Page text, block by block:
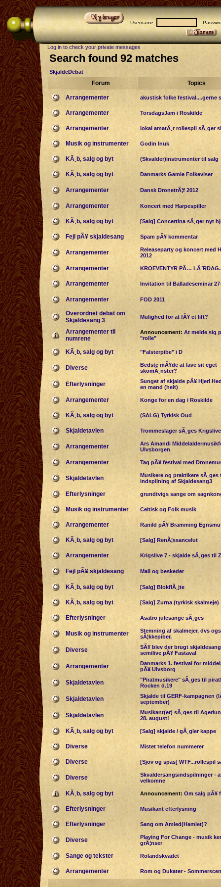
Username:
Log in to check your private messages
Search found 92 matches
SkjaldeDebat
Forum Topics
Arrangementer akustisk folke festival....gerne
Arrangementer TorsdagsJam i Roskilde
Arrangementer lokal amatÃ¸r rollespil sÃ¸ger
Musik og instrumenter Godin Inuk
KÃ¸b, salg og byt (Skvalder)instrumenter til salg
KÃ¸b, salg og byt Danmarks Gamle Folkeviser
Arrangementer Dansk DronetrÃ¦f 2012
Arrangementer Koncert med Harpespiller
KÃ¸b, salg og byt [Salg] Concertina sÃ¸ger nyt
Fejl pÃ¥ skjaldesang Spam pÃ¥ kommentar
Arrangementer
Releaseparty og koncert med
2012
Arrangementer KROEVENTYR PÃ…
Arrangementer Invitation til Balladeseminar
Arrangementer FOD 2011
Overordnet debat om
Skjaldesang 3
Mulighed for at fÃ¥ et lift?
Arrangementer til
numrene
Announcement: At melde sig
"rolle"
KÃ¸b, salg og byt "Falsterpibe" i D
Diverse
Bedste mÃ¥de at lave sit eget
skomÃ¸nster?
Efterlysninger
Sunget af skjalde pÃ¥ Hjerl
en mand (helt)
Arrangementer Konge for en dag i Roskilde
KÃ¸b, salg og byt (SALG) Tyrkisk Oud
Skjaldetavlen Trommeslager sÃ¸ges
Arrangementer
Ars Amandi
Ulvsborgen
Arrangementer Tag pÃ¥ festival med
Skjaldetavlen
Musikere og praktikere sÃ¸ges
indspilning af Skjaldesang3
Efterlysninger grundtvigs sange om
Musik og instrumenter Celtisk og Folk musik
Arrangementer Ranild pÃ¥ Bramming
KÃ¸b, salg og byt [Salg] RenÃ¦ssancelut
Arrangementer Krigslive 7 - skjalde sÃ¸ges til
Fejl pÃ¥ skjaldesang Mail og beskeder
KÃ¸b, salg og byt [Salg] BlokflÃ¸jte
KÃ¸b, salg og byt [Salg] Zurna (tyrkisk skalmeje)
Efterlysninger Asatro julesange sÃ¸ges
Musik og instrumenter
Stemning af skalmejer, dvs
sÃ¦kkepiber.
Diverse
SÃ¥ blev der brugt
semilive pÃ¥ Fastaval
Arrangementer
Danmarks 1. festival for
pÃ¥ Ulvsborg
Skjaldetavlen
"Piratmusikere" sÃ¸ges til
Rocken d.19
Skjaldetavlen
Skjalde til GERF-kampagnen
september)
Skjaldetavlen
Musikant(er) sÃ¸ges til
28. august!
KÃ¸b, salg og byt [Salg] skjalde / gÃ¸gler kappe
Diverse Mistet telefon nummerer
Diverse [Sjov og spas] WTF...rollespil
Diverse
Skvaldersangsindspilninger -
velkomne
KÃ¸b, salg og byt Announcement: Om salg pÃ¥
Efterlysninger Musikant efterlysning
Efterlysninger Sang om Amled(Hamlet)?
Diverse
Playing For Change - musik
grÃ¦nser
Sange og tekster Rolandskvadet
Arrangementer Rom og Dukater -